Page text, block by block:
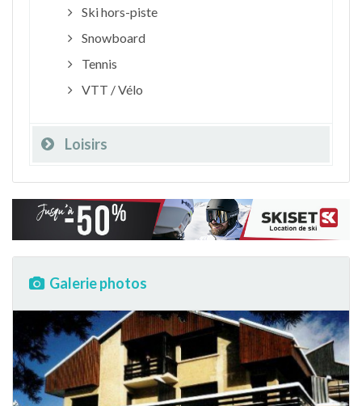
Ski hors-piste
Snowboard
Tennis
VTT / Vélo
Loisirs
Galerie photos